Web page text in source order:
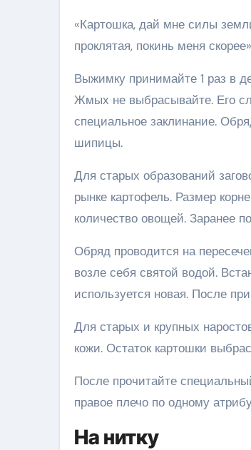
«Картошка, дай мне силы
проклятая, покинь меня
Выжимку принимайте 1 раз в
Жмых не выбрасывайте. Его
специальное заклинание.
шипицы.
Для старых образований
рынке картофель. Размер
количество овощей. Заранее
Обряд проводится на
возле себя святой водой.
используется новая. После
Для старых и крупных
кожи. Остаток картошки
После прочитайте
правое плечо по одному
На нитку